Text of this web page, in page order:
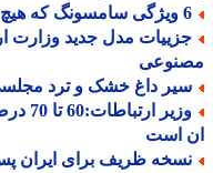
مدل جدید وزارت
داغ خشک و ترد مجلسی
وزیر
است
ظریف برای ایران پس از